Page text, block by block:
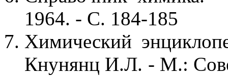
1964. - С. 184-185
Химический
Кнунянц И.Л. - М.: